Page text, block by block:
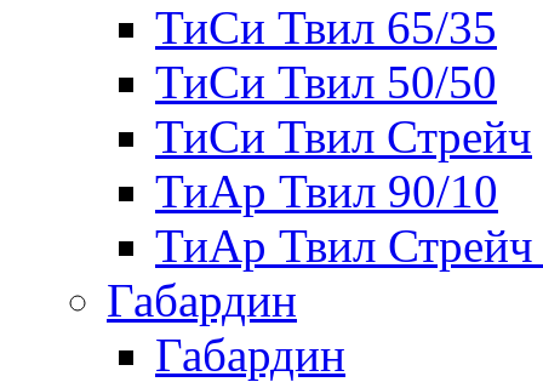
ТиСи Твил 65/35
ТиСи Твил 50/50
ТиСи Твил Стрейч
ТиАр Твил 90/10
ТиАр Твил Стрейч
Габардин
Габардин